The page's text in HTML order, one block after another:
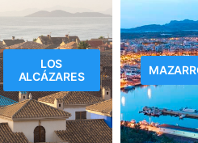
LOS
ALCÁZARES